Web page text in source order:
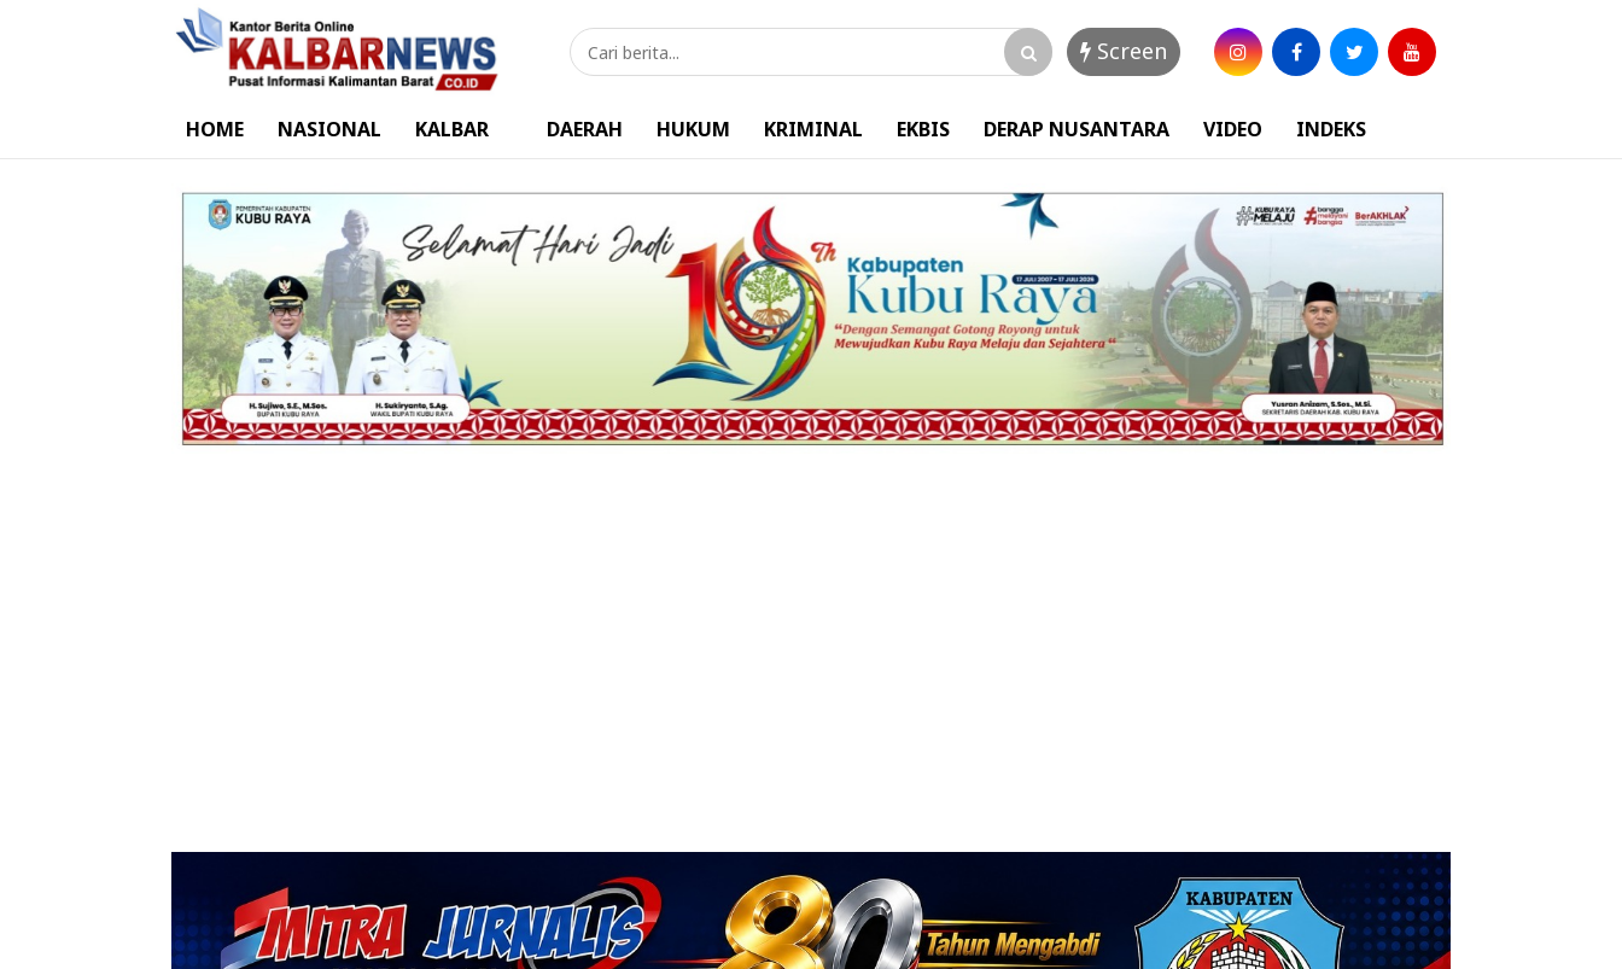
Screen
HOME NASIONAL KALBAR DAERAH HUKUM KRIMINAL EKBIS DERAP NUSANTARA VIDEO INDEKS